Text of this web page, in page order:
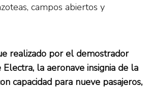
campos abiertos y
realizado por el demostrador
la aeronave insignia de la
capacidad para nueve pasajeros,